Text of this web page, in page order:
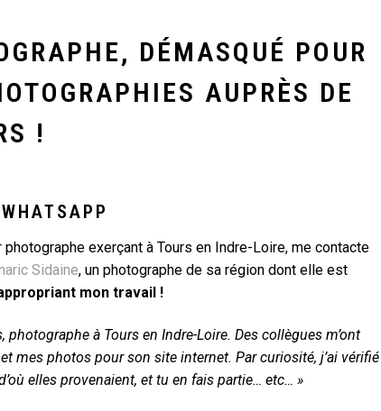
DÉMASQUÉ POUR
AUPRÈS DE
!
exerçant à Tours en Indre-Loire, me contacte
Sidaine, un photographe de sa région dont elle est
mon travail !
à Tours en Indre-Loire. Des collègues m’ont
mes photos pour son site internet. Par curiosité, j’ai vérifié
elles provenaient, et tu en fais partie… etc… »